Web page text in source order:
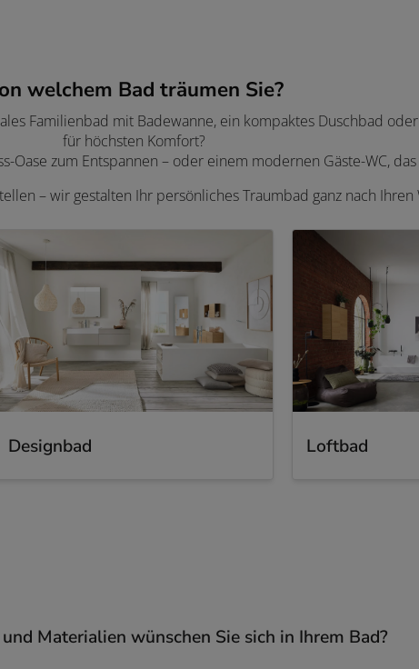
welchem Bad träumen Sie?
Familienbad mit Badewanne, ein kompaktes Duschbad
für höchsten Komfort?
Oase zum Entspannen – oder einem modernen Gäste-WC,
– wir gestalten Ihr persönliches Traumbad ganz nach Ihren
Designbad Loftbad
Materialien wünschen Sie sich in Ihrem Bad?